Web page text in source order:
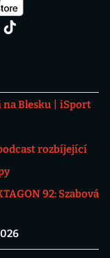
Blesku
iSport
rozbíjející
92: Szabová